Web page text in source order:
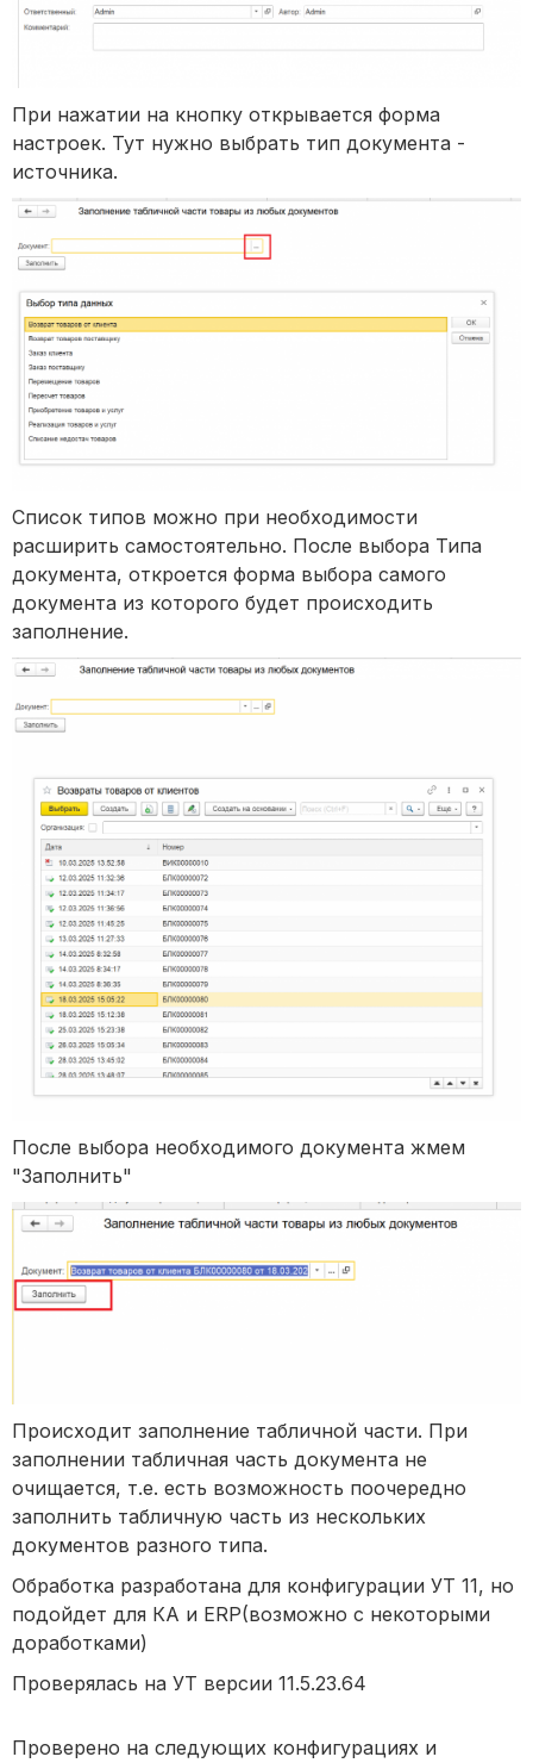
При нажатии на кнопку открывается форма
настроек. Тут нужно выбрать тип документа -
источника.
Список типов можно при необходимости
расширить самостоятельно. После выбора Типа
документа, откроется форма выбора самого
документа из которого будет происходить
заполнение.
После выбора необходимого документа жмем
"Заполнить"
Происходит заполнение табличной части. При
заполнении табличная часть документа не
очищается, т.е. есть возможность поочередно
заполнить табличную часть из нескольких
документов разного типа.
Обработка разработана для конфигурации УТ 11, но
подойдет для КА и ERP(возможно с некоторыми
доработками)
Проверялась на УТ версии 11.5.23.64
Проверено на следующих конфигурациях и